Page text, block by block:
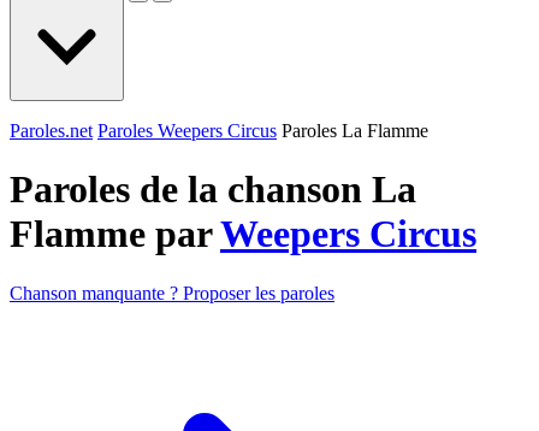
Paroles.net Paroles Weepers Circus Paroles La Flamme
Paroles de la chanson La
Flamme parWeepers Circus
Chanson manquante ? Proposer les paroles